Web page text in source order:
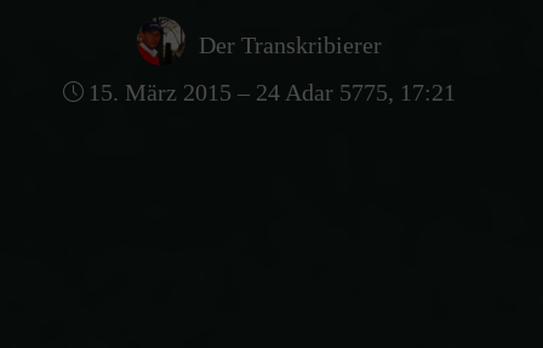
Der Transkribierer
15. März 2015 – 24 Adar 5775, 17:21